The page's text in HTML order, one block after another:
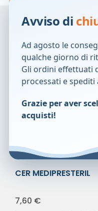
Prodotti
CER MEDIPRESTERIL
7,60 €
Avviso di
Ad agosto le
qualche giorno di
Gli ordini effettuati
processati e
Grazie per aver
acquisti!